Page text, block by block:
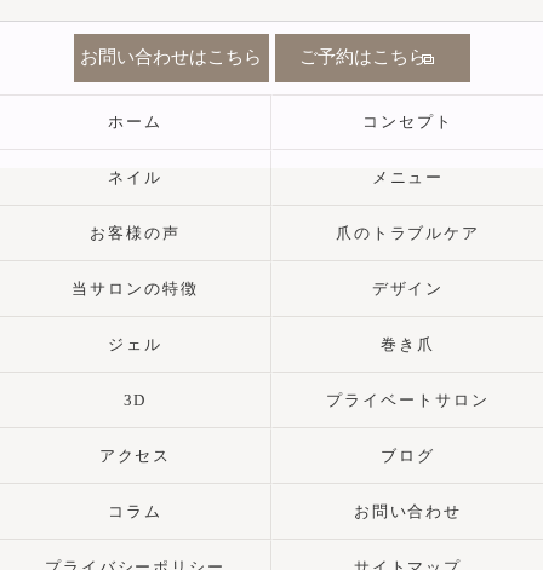
お問い合わせはこちら ご予約はこちら
ホーム コンセプト
ネイル メニュー
お客様の声 爪のトラブルケア
当サロンの特徴 デザイン
ジェル 巻き爪
3D プライベートサロン
アクセス ブログ
コラム お問い合わせ